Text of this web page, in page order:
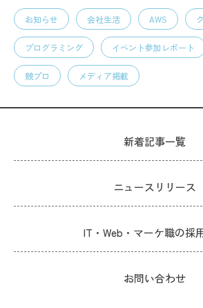
お知らせ 会社生活 AWS
プログラミング イベント参加レポート
競プロ メディア掲載
新着記事一覧
ニュースリリース
IT・Web・マーケ職の採
お問い合わせ